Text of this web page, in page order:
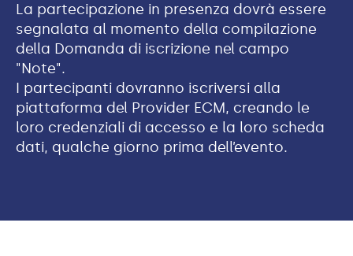
La partecipazione in presenza dovrà essere
segnalata al momento della compilazione
della Domanda di iscrizione nel campo
"Note".
I partecipanti dovranno iscriversi alla
piattaforma del Provider ECM, creando le
loro credenziali di accesso e la loro scheda
dati, qualche giorno prima dell’evento.